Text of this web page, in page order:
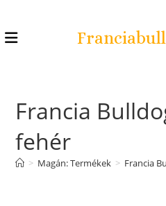
Francia
fehér
> Magán: Termékek > Francia